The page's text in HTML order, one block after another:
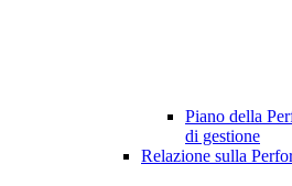
Piano della
di gestione
Relazione sulla